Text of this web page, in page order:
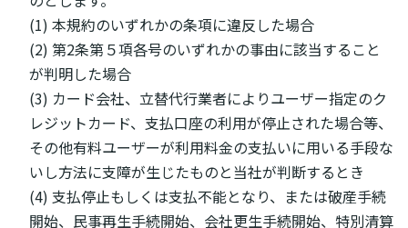
(1) 本規約のいずれかの条項に違反した場合
(2) 第2条第５項各号のいずれかの事由に該当すること
が判明した場合
(3) カード会社、立替代行業者によりユーザー指定のク
レジットカード、支払口座の利用が停止された場合等、
その他有料ユーザーが利用料金の支払いに用いる手段な
いし方法に支障が生じたものと当社が判断するとき
(4) 支払停止もしくは支払不能となり、または破産手続
開始、民事再生手続開始、会社更生手続開始、特別清算